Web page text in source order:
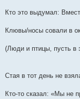
Кто это выдумал:
Клювы/носы совали в
(Люди и птицы, пусть в
Стая в тот день не
Кто-то сказал: «Мы не